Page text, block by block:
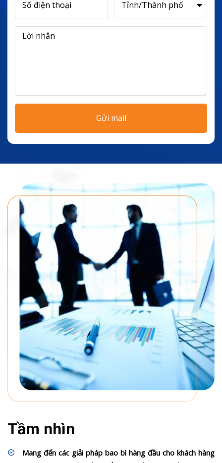
Số điện thoại Tỉnh/Thành phố
Lời nhắn
Gửi mail
Tầm nhìn
Mang đến các giải pháp bao bì hàng đầu cho khách hàng